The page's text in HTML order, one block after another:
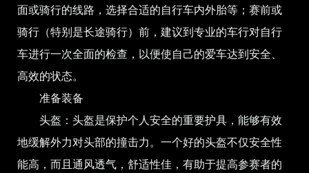
面或骑行的线路，选择合适的自行车内外胎等；赛前或
骑行（特别是长途骑行）前，建议到专业的车行对自行
车进行一次全面的检查，以便使自己的爱车达到安全、
高效的状态。
准备装备
头盔：头盔是保护个人安全的重要护具，能够有效
地缓解外力对头部的撞击力。一个好的头盔不仅安全性
能高，而且通风透气，舒适性佳，有助于提高参赛者的